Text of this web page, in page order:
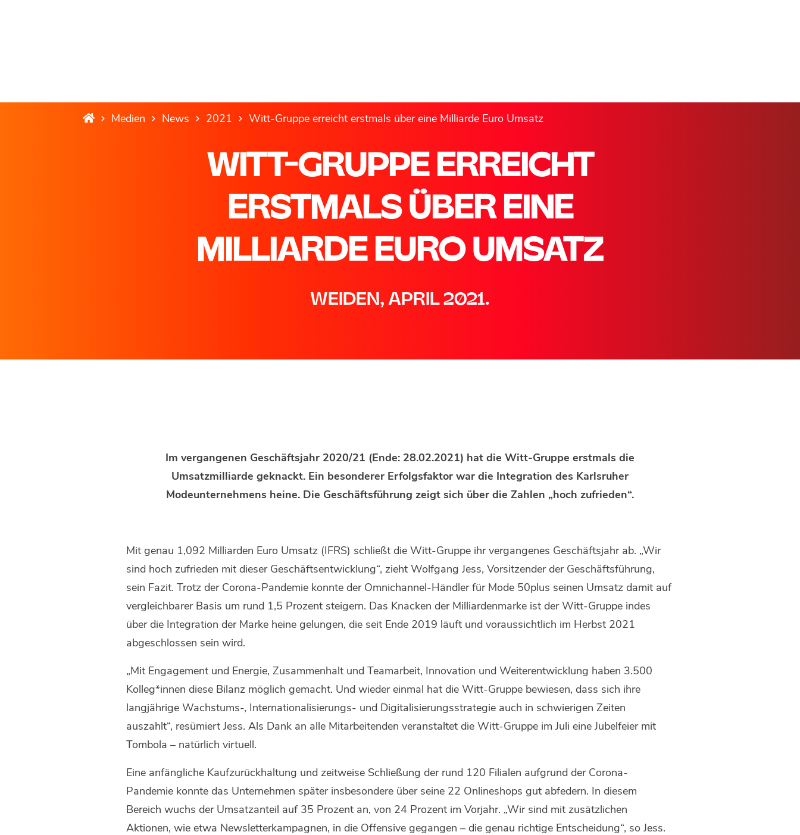
Medien News 2021 Witt-Gruppe erreicht erstmals über eine Milliarde Euro Umsatz
WITT-GRUPPE ERREICHT
ERSTMALS ÜBER EINE
MILLIARDE EURO UMSATZ
WEIDEN, APRIL 2021.
Im vergangenen Geschäftsjahr 2020/21 (Ende: 28.02.2021) hat die Witt-Gruppe erstmals die
Umsatzmilliarde geknackt. Ein besonderer Erfolgsfaktor war die Integration des Karlsruher
Modeunternehmens heine. Die Geschäftsführung zeigt sich über die Zahlen „hoch zufrieden“.
Mit genau 1,092 Milliarden Euro Umsatz (IFRS) schließt die Witt-Gruppe ihr vergangenes Geschäftsjahr ab. „Wir
sind hoch zufrieden mit dieser Geschäftsentwicklung“, zieht Wolfgang Jess, Vorsitzender der Geschäftsführung,
sein Fazit. Trotz der Corona-Pandemie konnte der Omnichannel-Händler für Mode 50plus seinen Umsatz damit auf
vergleichbarer Basis um rund 1,5 Prozent steigern. Das Knacken der Milliardenmarke ist der Witt-Gruppe indes
über die Integration der Marke heine gelungen, die seit Ende 2019 läuft und voraussichtlich im Herbst 2021
abgeschlossen sein wird.
„Mit Engagement und Energie, Zusammenhalt und Teamarbeit, Innovation und Weiterentwicklung haben 3.500
Kolleg*innen diese Bilanz möglich gemacht. Und wieder einmal hat die Witt-Gruppe bewiesen, dass sich ihre
langjährige Wachstums-, Internationalisierungs- und Digitalisierungsstrategie auch in schwierigen Zeiten
auszahlt“, resümiert Jess. Als Dank an alle Mitarbeitenden veranstaltet die Witt-Gruppe im Juli eine Jubelfeier mit
Tombola – natürlich virtuell.
Eine anfängliche Kaufzurückhaltung und zeitweise Schließung der rund 120 Filialen aufgrund der Corona-
Pandemie konnte das Unternehmen später insbesondere über seine 22 Onlineshops gut abfedern. In diesem
Bereich wuchs der Umsatzanteil auf 35 Prozent an, von 24 Prozent im Vorjahr. „Wir sind mit zusätzlichen
Aktionen, wie etwa Newsletterkampagnen, in die Offensive gegangen – die genau richtige Entscheidung“, so Jess.